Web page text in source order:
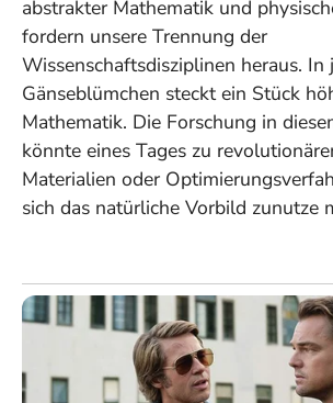
abstrakter Mathematik und
fordern unsere Trennung der
Wissenschaftsdisziplinen heraus. In
Gänseblümchen steckt ein Stück
Mathematik. Die Forschung in
könnte eines Tages zu
Materialien oder
sich das natürliche Vorbild zunutze